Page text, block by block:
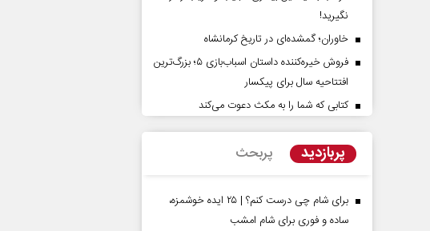
نگیرید!
خاوران؛ گمشده‌ای در تاریخ کرمانشاه
فروش خیره‌کننده داستان اسباب‌بازی ۵؛ بزرگ‌ترین
افتتاحیه سال برای پیکسار
کتابی که شما را به مکث دعوت می‌کند
پربازدید پربحث
برای شام چی درست کنم؟ | ۲۵ ایده خوشمزه،
ساده و فوری برای شام امشب
پشت‌پرده تهدیدات کوتاه‏‌مدت و
ادعا‌های خلاف واقع آمریکا
- تحلیلگر مسائل سیاسی
رحمت‌الله نوروزی - عضو کمیسیون اجتماعی
مجلس